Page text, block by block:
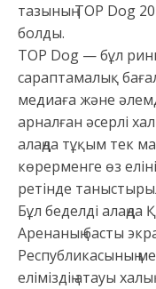
тазының TOP Dog
болды.
TOP Dog — бұл
сараптамалық
медиаға және
арналған әсерлі
алаңда тұқым тек
көрерменге өз
ретінде
Бұл беделді
Аренаның басты
Республикасының
еліміздің атауы